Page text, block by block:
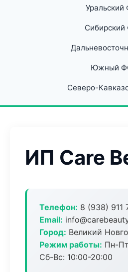
Уральский
Южный
Северо-
ИП Care
Телефон: 8 (938) 911
Email:
Город: Великий
Режим работы: Пн-
Сб-Вс: 10:00-20:00